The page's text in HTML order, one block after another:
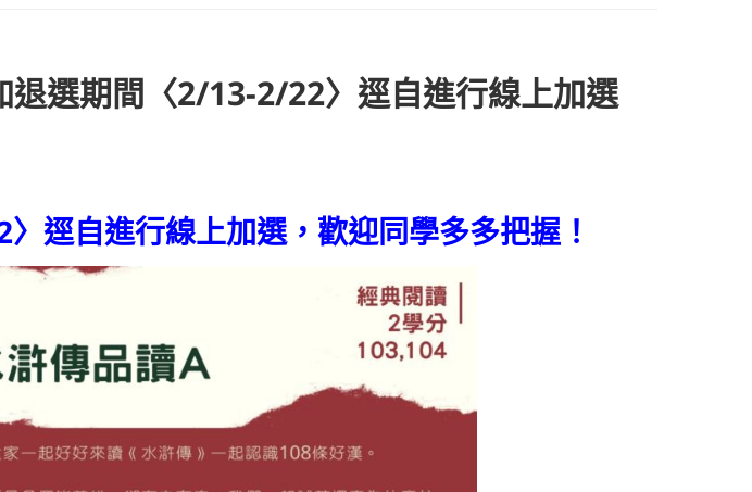
選期間〈2/13-2/22〉逕自進行線上加選
逕自進行線上加選，歡迎同學多多把握！